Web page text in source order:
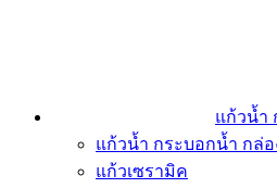
แก้วน้ำ
แก้วน้ำ กระบอกน้ำ กล่
แก้วเซรามิค